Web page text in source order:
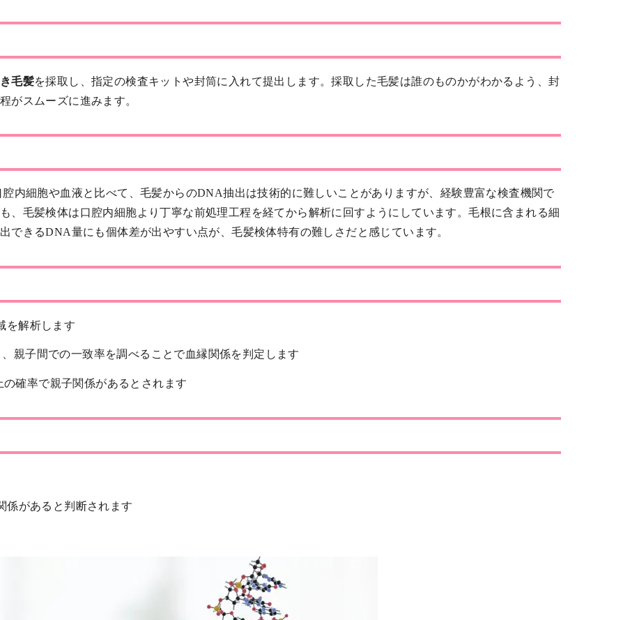
毛髪を採取し、指定の検査キットや封筒に入れて提出します。採取した毛髪は誰のものかがわかるよう、封
がスムーズに進みます。
内細胞や血液と比べて、毛髪からのDNA抽出は技術的に難しいことがありますが、経験豊富な検査機関で
、毛髪検体は口腔内細胞より丁寧な前処理工程を経てから解析に回すようにしています。毛根に含まれる細
できるDNA量にも個体差が出やすい点が、毛髪検体特有の難しさだと感じています。
を解析します
親子間での一致率を調べることで血縁関係を判定します
の確率で親子関係があるとされます
係があると判断されます